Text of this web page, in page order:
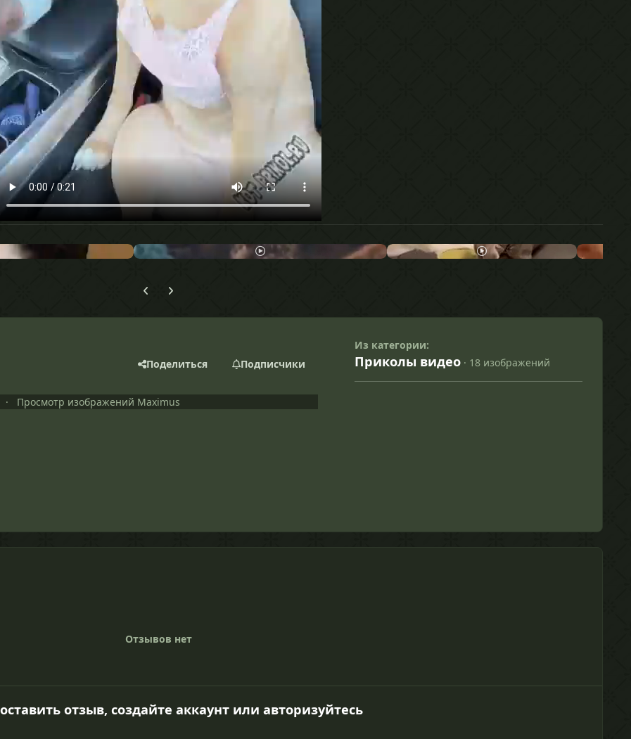
Предыдущий слайд карусели
Следующий слайд карусели
Поделиться Подписчики
Просмотр изображений Maximus
Из категории:
Приколы видео · 18 изображений
Отзывов нет
отзыв, создайте аккаунт или авторизуйтесь